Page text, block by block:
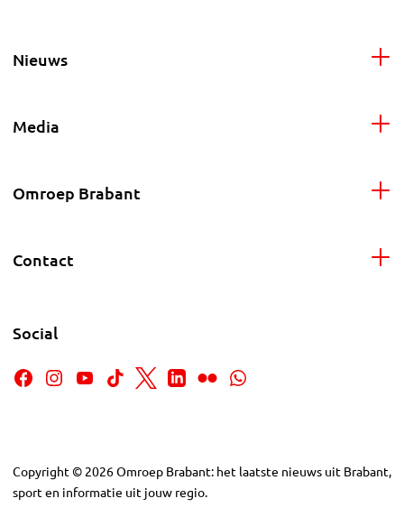
Nieuws
Media
Omroep Brabant
Contact
Social
Copyright © 2026Omroep Brabant: het laatste nieuws uit Brabant,
sport en informatie uit jouw regio.